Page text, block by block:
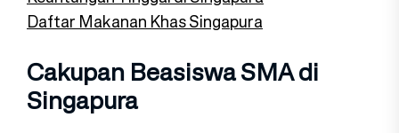
Daftar Makanan Khas Singapura
Cakupan Beasiswa SMA di
Singapura